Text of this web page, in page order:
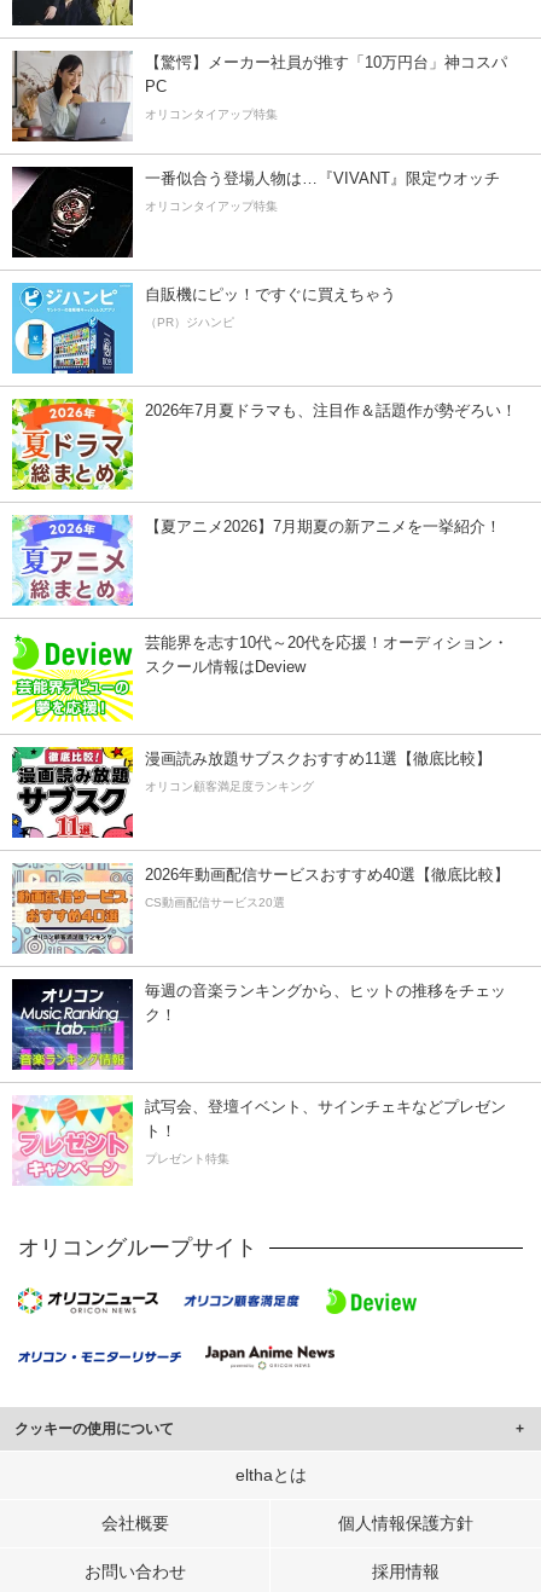
【驚愕】メーカー社員が推す「10万円台」神コスパ
PC
オリコンタイアップ特集
一番似合う登場人物は…『VIVANT』限定ウオッチ
オリコンタイアップ特集
自販機にピッ！ですぐに買えちゃう
（PR）ジハンピ
2026年7月夏ドラマも、注目作＆話題作が勢ぞろい！
【夏アニメ2026】7月期夏の新アニメを一挙紹介！
芸能界を志す10代～20代を応援！オーディション・
スクール情報はDeview
漫画読み放題サブスクおすすめ11選【徹底比較】
オリコン顧客満足度ランキング
2026年動画配信サービスおすすめ40選【徹底比較】
CS動画配信サービス20選
毎週の音楽ランキングから、ヒットの推移をチェッ
ク！
試写会、登壇イベント、サインチェキなどプレゼン
ト！
プレゼント特集
オリコングループサイト
クッキーの使用について
このサイトでは Cookie を使用して、ユーザーに合わせたコンテンツや広告の
行っています。
メディアや広告配信、データ解析の各パートナーに提供しています。
elthaとは
会社概要 個人情報保護方針
お問い合わせ 採用情報